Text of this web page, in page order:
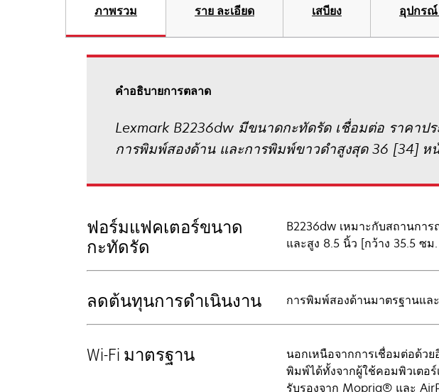
ภาพรวม ราย ละเอียด เสบียง อุปกรณ์
คําอธิบายการตลาด
Lexmark B2236dw มีขนาดกะทัดรัด เชื่อมต่อ ราคา
การพิมพ์สองด้าน และการพิมพ์ขาวดำสูงสุด 36 [34] ห
ฟอร์มแฟคเตอร์ขนาด
กะทัดรัด
B2236dw เหมาะกับสถานกา
และสูง 8.5 นิ้ว [กว้าง 35.5 ซ
ลดต้นทุนการดำเนินงาน การพิมพ์สองด้านมาตรฐานแล
Wi-Fi มาตรฐาน
นอกเหนือจากการเชื่อมต่อด้ว
พิมพ์ได้ทั้งจากผู้ใช้คอมพิวเตอ
รับรองจาก Mopria® และ